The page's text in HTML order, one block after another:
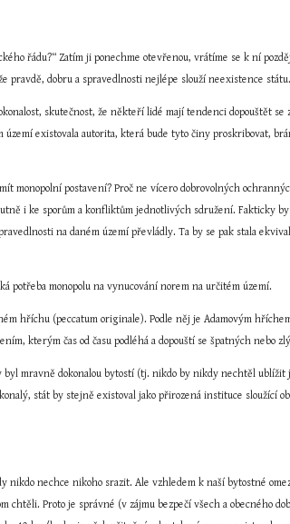
řádu?“ Zatím ji ponechme otevřenou, vrátíme se k ní
pravdě, dobru a spravedlnosti nejlépe slouží neexistence
skutečnost, že někteří lidé mají tendenci dopouštět
existovala autorita, která bude tyto činy proskribovat,
monopolní postavení? Proč ne vícero dobrovolných
i ke sporům a konfliktům jednotlivých sdružení. Fakticky
na daném území převládly. Ta by se pak stala
potřeba monopolu na vynucování norem na určitém území.
hříchu (peccatum originale). Podle něj je Adamovým
kterým čas od času podléhá a dopouští se špatných nebo
mravně dokonalou bytostí (tj. nikdo by nikdy nechtěl
stát by stejně existoval jako přirozená instituce sloužící
nechce nikoho srazit. Ale vzhledem k naší bytostné
Proto je správné (v zájmu bezpečí všech a obecného